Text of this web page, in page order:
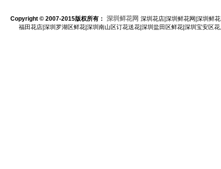
Copyright © 2007-2015版权所有： 深圳鲜花网 深圳花店|深圳鲜花网|深圳鲜
福田花店|深圳罗湖区鲜花|深圳南山区订花送花|深圳盐田区鲜花|深圳宝安区